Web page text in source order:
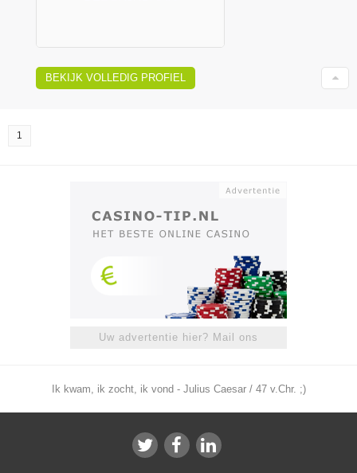
BEKIJK VOLLEDIG PROFIEL
1
Uw advertentie hier? Mail ons
Ik kwam, ik zocht, ik vond - Julius Caesar / 47 v.Chr. ;)